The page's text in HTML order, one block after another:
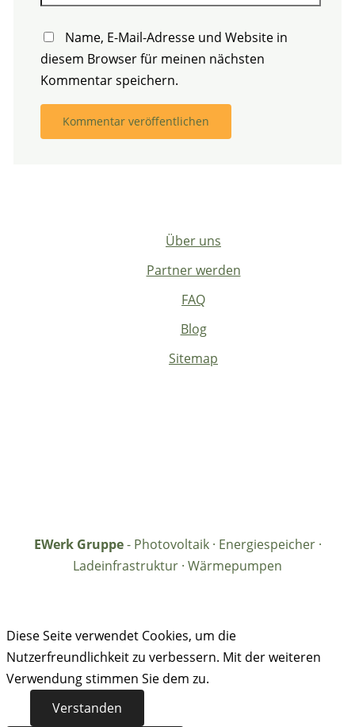
Name, E-Mail-Adresse und Website in
diesem Browser für meinen nächsten
Kommentar speichern.
Über uns
Partner werden
FAQ
Blog
Sitemap
EWerk Gruppe- Photovoltaik · Energiespeicher ·
Ladeinfrastruktur · Wärmepumpen
Diese Seite verwendet Cookies, um die
Nutzerfreundlichkeit zu verbessern. Mit der weiteren
Verwendung stimmen Sie dem zu.
Verstanden